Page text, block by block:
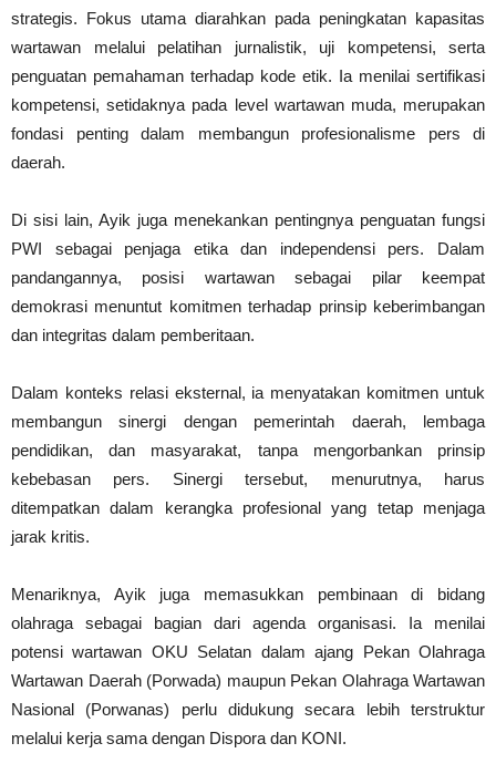
strategis. Fokus utama diarahkan pada peningkatan kapasitas
wartawan melalui pelatihan jurnalistik, uji kompetensi, serta
penguatan pemahaman terhadap kode etik. Ia menilai sertifikasi
kompetensi, setidaknya pada level wartawan muda, merupakan
fondasi penting dalam membangun profesionalisme pers di
daerah.
Di sisi lain, Ayik juga menekankan pentingnya penguatan fungsi
PWI sebagai penjaga etika dan independensi pers. Dalam
pandangannya, posisi wartawan sebagai pilar keempat
demokrasi menuntut komitmen terhadap prinsip keberimbangan
dan integritas dalam pemberitaan.
Dalam konteks relasi eksternal, ia menyatakan komitmen untuk
membangun sinergi dengan pemerintah daerah, lembaga
pendidikan, dan masyarakat, tanpa mengorbankan prinsip
kebebasan pers. Sinergi tersebut, menurutnya, harus
ditempatkan dalam kerangka profesional yang tetap menjaga
jarak kritis.
Menariknya, Ayik juga memasukkan pembinaan di bidang
olahraga sebagai bagian dari agenda organisasi. Ia menilai
potensi wartawan OKU Selatan dalam ajang Pekan Olahraga
Wartawan Daerah (Porwada) maupun Pekan Olahraga Wartawan
Nasional (Porwanas) perlu didukung secara lebih terstruktur
melalui kerja sama dengan Dispora dan KONI.